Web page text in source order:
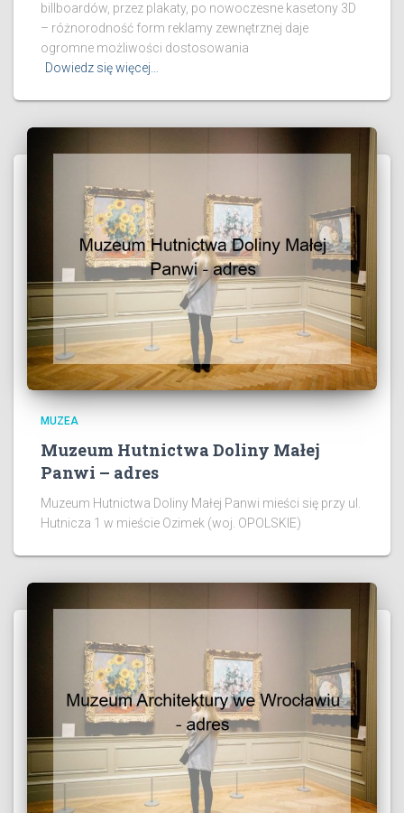
billboardów, przez plakaty, po nowoczesne kasetony 3D
– różnorodność form reklamy zewnętrznej daje
ogromne możliwości dostosowania
Dowiedz się więcej…
MUZEA
Muzeum Hutnictwa Doliny Małej
Panwi – adres
Muzeum Hutnictwa Doliny Małej Panwi mieści się przy ul.
Hutnicza 1 w mieście Ozimek (woj. OPOLSKIE)